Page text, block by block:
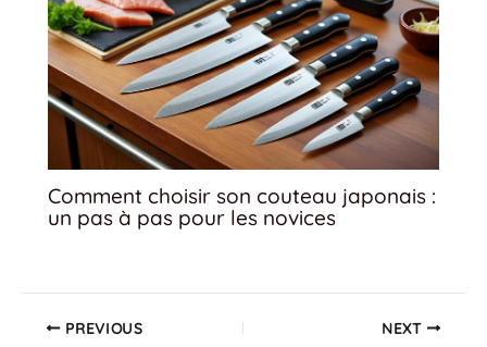
Comment choisir son couteau japonais :
un pas à pas pour les novices
PREVIOUS NEXT